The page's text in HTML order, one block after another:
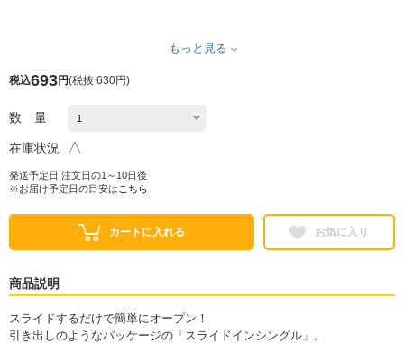
もっと見る
税込693円(税抜 630円)
数 量
在庫状況 △
発送予定日 注文日の1～10日後
※お届け予定日の目安は こちら
カートに入れる お気に入り
商品説明
スライドするだけで簡単にオープン！
引き出しのようなパッケージの「スライドインシングル」。